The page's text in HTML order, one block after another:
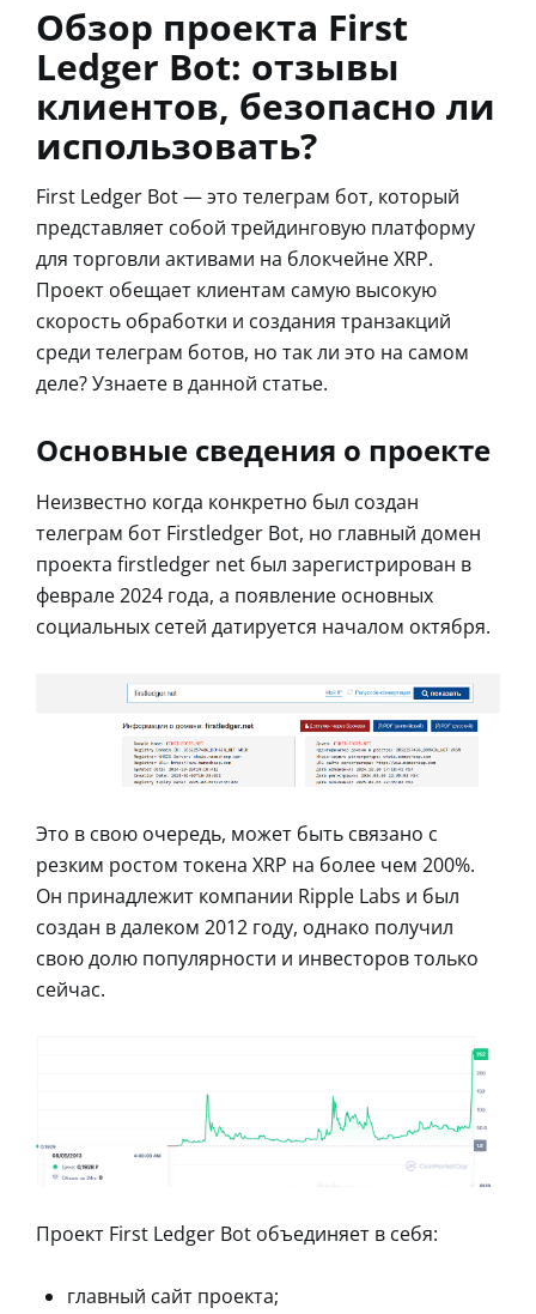
Обзор проекта First
Ledger Bot: отзывы
клиентов, безопасно ли
использовать?
First Ledger Bot — это телеграм бот, который
представляет собой трейдинговую платформу
для торговли активами на блокчейне XRP.
Проект обещает клиентам самую высокую
скорость обработки и создания транзакций
среди телеграм ботов, но так ли это на самом
деле? Узнаете в данной статье.
Основные сведения о проекте
Неизвестно когда конкретно был создан
телеграм бот Firstledger Bot, но главный домен
проекта firstledger net был зарегистрирован в
феврале 2024 года, а появление основных
социальных сетей датируется началом октября.
Это в свою очередь, может быть связано с
резким ростом токена XRP на более чем 200%.
Он принадлежит компании Ripple Labs и был
создан в далеком 2012 году, однако получил
свою долю популярности и инвесторов только
сейчас.
Проект First Ledger Bot объединяет в себя:
главный сайт проекта;